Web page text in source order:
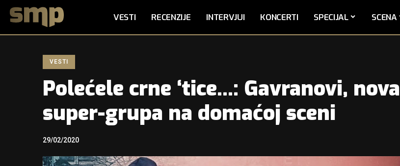
VESTI RECENZIJE INTERVJUI KONCERTI SPECIJAL SCENA
VESTI
Polećele crne ‘tice…: Gavranovi, nova
super-grupa na domaćoj sceni
29/02/2020